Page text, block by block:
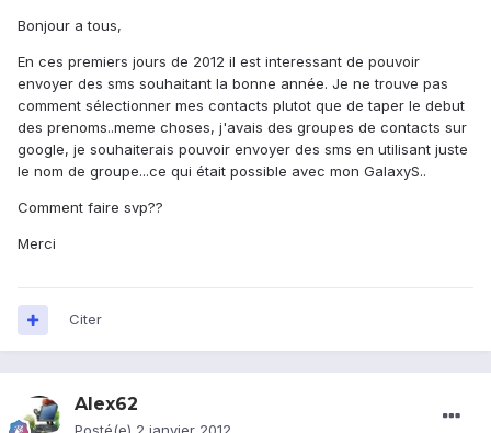
Bonjour a tous,
En ces premiers jours de 2012 il est interessant de pouvoir
envoyer des sms souhaitant la bonne année. Je ne trouve pas
comment sélectionner mes contacts plutot que de taper le debut
des prenoms..meme choses, j'avais des groupes de contacts sur
google, je souhaiterais pouvoir envoyer des sms en utilisant juste
le nom de groupe...ce qui était possible avec mon GalaxyS..
Comment faire svp??
Merci
Citer
Alex62